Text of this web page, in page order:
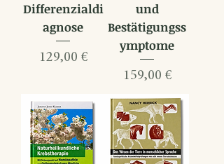
Differenzialdi
agnose
Preis
129,00 €
und
Bestätigungss
ymptome
Preis
159,00 €